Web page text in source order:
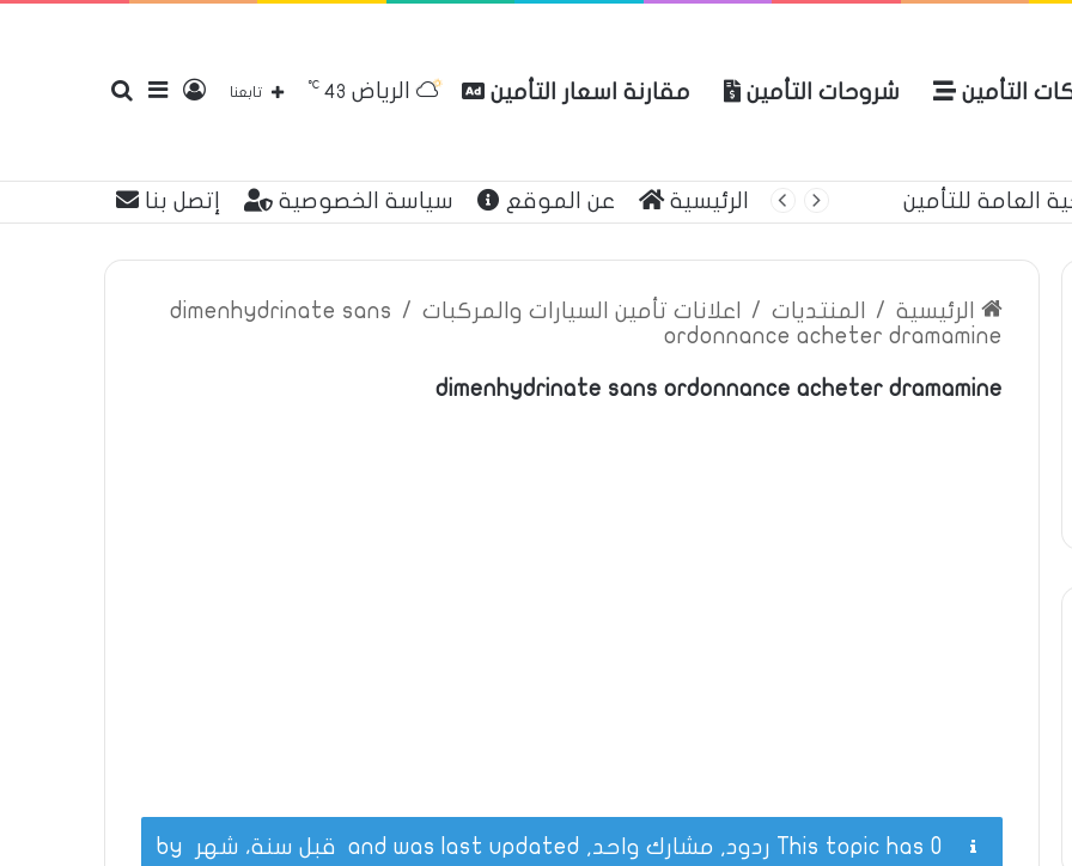
التأمين شروحات التأمين مقارنة اسعار التأمين إضافة
عمود
تسجيل
الدخول
تابعنا الرياض 43
℃
العامة للتأمين الرئيسية عن الموقع سياسة الخصوصية إتصل بنا
الرئيسية / المنتديات / اعلانات تأمين السيارات والمركبات /
dimenhydrinate sans
ordonnance acheter dramamine
dimenhydrinate sans ordonnance acheter dramamine
This topic has 0 ردود, مشارك واحد, and was last updated قبل سنة، شهر